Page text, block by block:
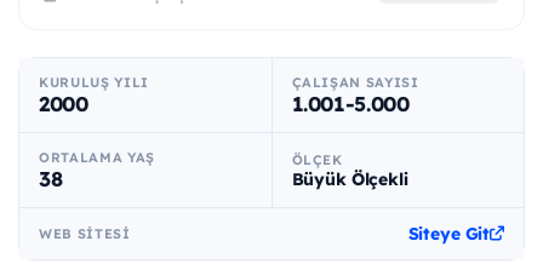
KURULUŞ YILI
2000
ÇALIŞAN SAYISI
1.001-5.000
ORTALAMA YAŞ
38
ÖLÇEK
Büyük Ölçekli
WEB SITESI Siteye Git